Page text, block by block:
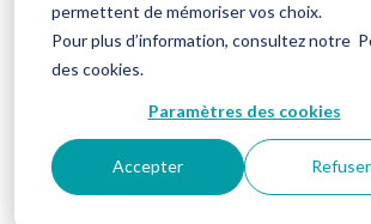
permettent de mémoriser vos choix.
Pour plus d’information, consultez notre
des cookies.
Paramètres des cookies
Accepter Refuser
Notre groupe
KERIALIS
Notre actualité
Action Sociale
Ressources
Publications
Foire aux questions